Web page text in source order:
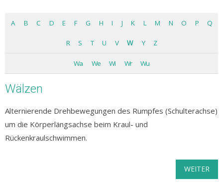
A B C D E F G H I J K L M N O P Q
R S T U V W Y Z
Wa We Wi Wr Wu
Wälzen
Alternierende Drehbewegungen des Rumpfes (Schulterachse)
um die Körperlängsachse beim Kraul- und
Rückenkraulschwimmen.
WEITER